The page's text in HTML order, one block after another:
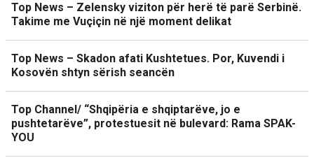
Top News – Zelensky viziton për herë të parë Serbinë.
Takime me Vuçiçin në një moment delikat
Top News – Skadon afati Kushtetues. Por, Kuvendi i
Kosovën shtyn sërish seancën
Top Channel/ “Shqipëria e shqiptarëve, jo e
pushtetarëve”, protestuesit në bulevard: Rama SPAK-
YOU